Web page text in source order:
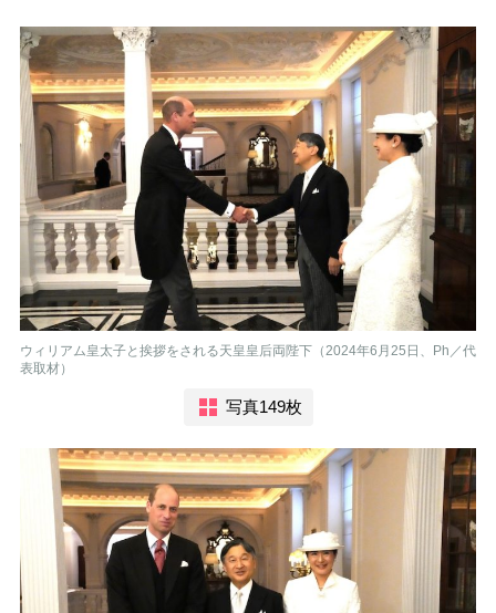
ウィリアム皇太子と挨拶をされる天皇皇后両陛下（2024年6月25日、Ph／代
表取材）
写真149枚